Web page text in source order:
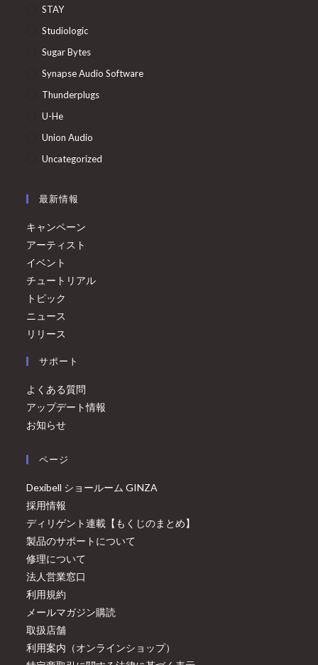
STAY
Studiologic
Sugar Bytes
Synapse Audio Software
Thunderplugs
U-He
Union Audio
Uncategorized
最新情報
キャンペーン
アーティスト
イベント
チュートリアル
トピック
ニュース
リリース
サポート
よくある質問
アップデート情報
お知らせ
ページ
Dexibell ショールーム GINZA
採用情報
ディリゲント連載【もくじのまとめ】
製品のサポートについて
修理について
法人営業窓口
利用規約
メールマガジン購読
取扱店舗
利用案内（オンラインショップ）